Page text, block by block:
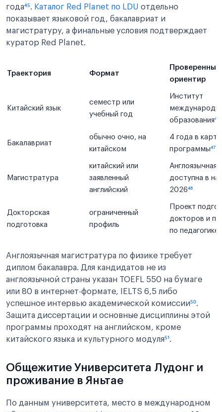
года⁴⁵. Каталог Red Planet по LDU отдельно
показывает языковой год, бакалавриат и
магистратуру, а финальные условия подтверждает
куратор Red Planet.
Траектория Формат
Проверенный
ориентир
Китайский язык
семестр или
учебный год
Институт
образования⁴⁶
Бакалавриат
обычно очно, на
китайском
4 года в
программы⁴⁷
Магистратура
китайский или
заявленный
английский
Англоязычная
доступна в
2026⁴⁸
Докторская
подготовка
ограниченный
профиль
Проект
докторов и
по педагогике
Англоязычная магистратура по физике требует
диплом бакалавра. Для кандидатов не из
англоязычной страны указан TOEFL 550 на бумаге
или 80 в интернет-формате, IELTS 6,5 либо
успешное интервью академической комиссии⁵⁰.
Защита диссертации и основные дисциплины этой
программы проходят на английском, кроме
китайского языка и культурного модуля⁵¹.
Общежитие Университета Лудонг и
проживание в Яньтае
По данным университета, место в международном